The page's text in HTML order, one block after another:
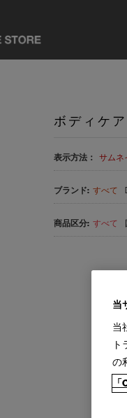
ボディケ
表示方法： サムネ
すべて
すべて
当
当
の